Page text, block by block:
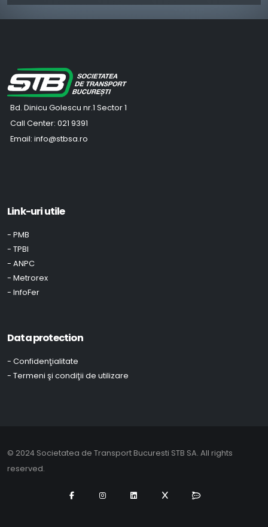
Bd. Dinicu Golescu nr.1 Sector 1
Call Center: 021 9391
Email: info@stbsa.ro
Link-uri utile
- PMB
- TPBI
- ANPC
- Metrorex
- InfoFer
Data protection
- Confidenţialitate
- Termeni şi condiţii de utilizare
© 2024 Societatea de Transport Bucuresti STB SA. All rights
reserved.